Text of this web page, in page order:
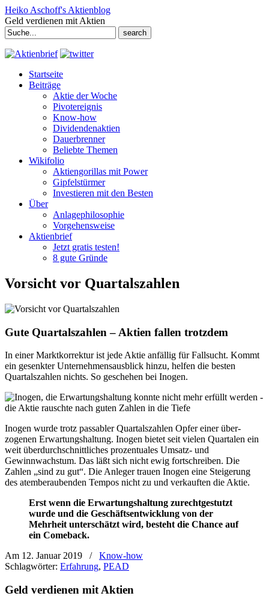
Heiko Aschoff's Aktienblog
Geld verdienen mit Aktien
Search
for:
Startseite
Beiträge
Aktie der Woche
Pivotereignis
Know-how
Dividendenaktien
Dauerbrenner
Beliebte Themen
Wikifolio
Aktiengorillas mit Power
Gipfelstürmer
Investieren mit den Besten
Über
Anlagephilosophie
Vorgehensweise
Aktienbrief
Jetzt gratis testen!
8 gute Gründe
Vorsicht vor Quartalszahlen
Gute Quartalszahlen – Aktien fallen trotzdem
In einer Marktkorrektur ist jede Aktie anfällig für Fallsucht. Kommt
ein gesenkter Unternehmensausblick hinzu, helfen die besten
Quartalszahlen nichts. So geschehen bei Inogen.
Inogen wurde trotz passabler Quartalszahlen Opfer einer über­
zogenen Erwartungshaltung. Inogen bietet seit vielen Quartalen ein
weit überdurchschnittliches prozentuales Umsatz- und
Gewinnwachstum. Das läßt sich nicht ewig fort­schreiben. Die
Zahlen „sind zu gut“. Die Anleger trauen Inogen eine Steigerung
des atemberaubenden Tempos nicht zu und verkauften die Aktie.
Erst wenn die Erwartungshaltung zurechtgestutzt
wurde und die Geschäftsentwicklung von der
Mehrheit unterschätzt wird, besteht die Chance auf
ein Comeback.
Am 12. Januar 2019
/
Know-how
Schlagwörter: Erfahrung, PEAD
Geld verdienen mit Aktien